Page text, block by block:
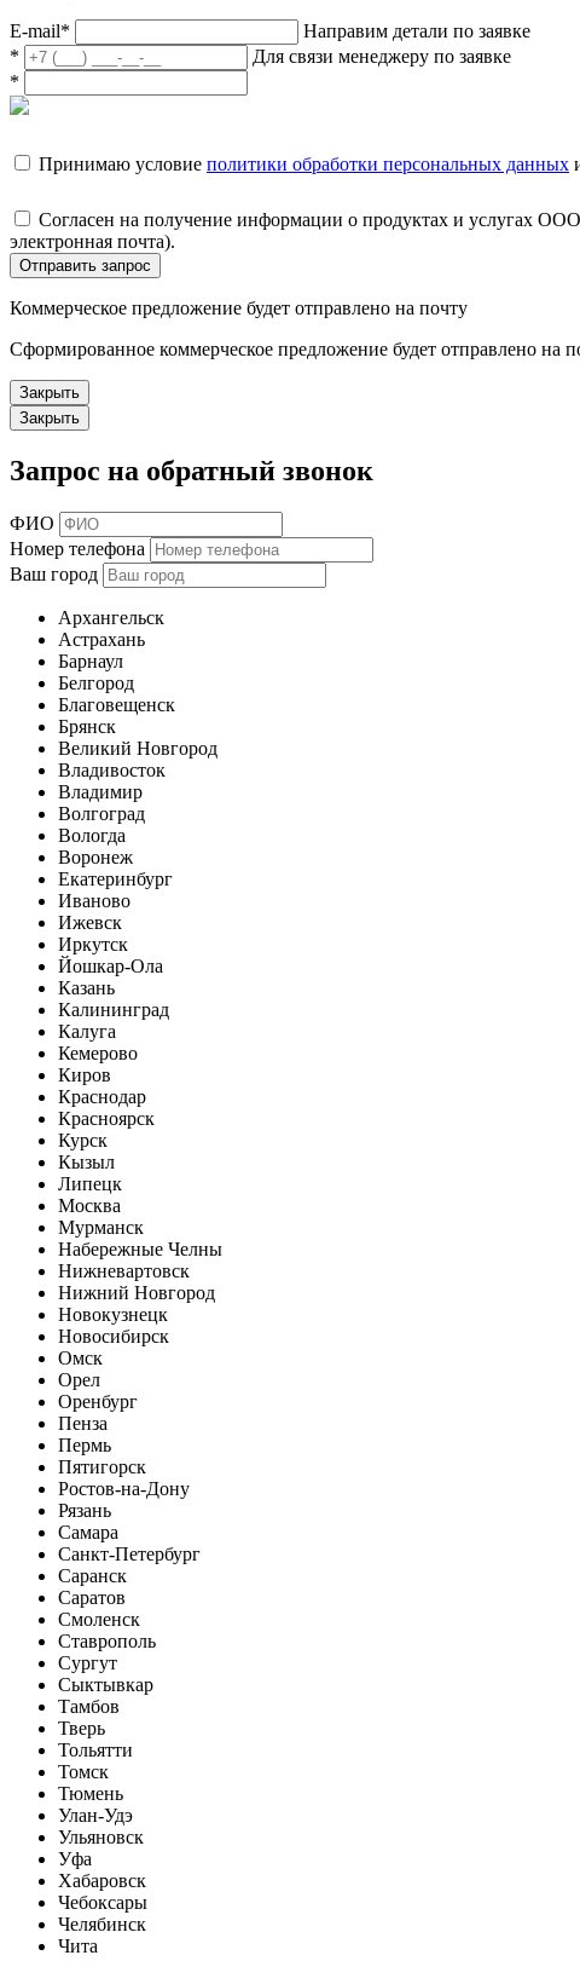
E-mail*
Направим детали по заявке
*
Для связи менеджеру по заявке
*
Принимаю условие политики обработки персональных данных
Согласен на получение информации о продуктах и услугах
электронная почта).
Отправить запрос
Коммерческое предложение будет отправлено на почту
Сформированное коммерческое предложение будет отправлено
Закрыть
Закрыть
Запрос на обратный звонок
ФИО
Номер телефона
Ваш город
Архангельск
Астрахань
Барнаул
Белгород
Благовещенск
Брянск
Великий Новгород
Владивосток
Владимир
Волгоград
Вологда
Воронеж
Екатеринбург
Иваново
Ижевск
Иркутск
Йошкар-Ола
Казань
Калининград
Калуга
Кемерово
Киров
Краснодар
Красноярск
Курск
Кызыл
Липецк
Москва
Мурманск
Набережные Челны
Нижневартовск
Нижний Новгород
Новокузнецк
Новосибирск
Омск
Орел
Оренбург
Пенза
Пермь
Пятигорск
Ростов-на-Дону
Рязань
Самара
Санкт-Петербург
Саранск
Саратов
Смоленск
Ставрополь
Сургут
Сыктывкар
Тамбов
Тверь
Тольятти
Томск
Тюмень
Улан-Удэ
Ульяновск
Уфа
Хабаровск
Чебоксары
Челябинск
Чита